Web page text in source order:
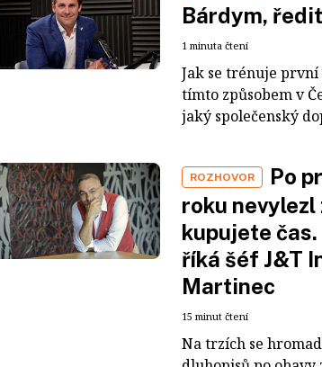
Bárdym,
1 minuta čtení
Jak se trénuje
tímto způsobem v
jaký společenský
ROZHOVOR
Po
roku nevylezl
kupujete čas.
říká šéf J&T
Martinec
15 minut čtení
Na trzích se